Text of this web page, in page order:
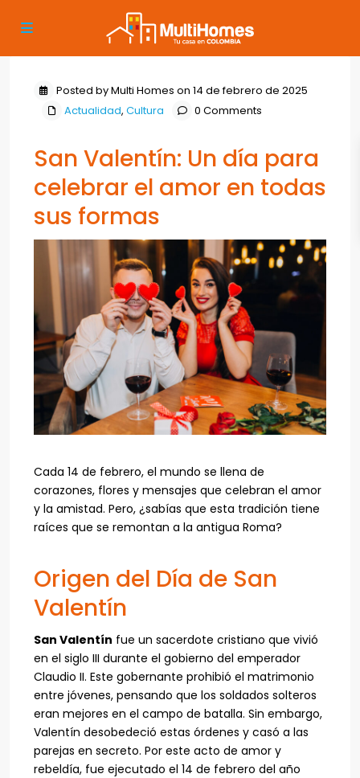
Posted by Multi Homes on 14 de febrero de 2025
Actualidad, Cultura 0 Comments
San Valentín: Un día para
celebrar el amor en todas
sus formas
Cada 14 de febrero, el mundo se llena de
corazones, flores y mensajes que celebran el amor
y la amistad. Pero, ¿sabías que esta tradición tiene
raíces que se remontan a la antigua Roma?
Origen del Día de San
Valentín
San Valentín fue un sacerdote cristiano que vivió
en el siglo III durante el gobierno del emperador
Claudio II. Este gobernante prohibió el matrimonio
entre jóvenes, pensando que los soldados solteros
eran mejores en el campo de batalla. Sin embargo,
Valentín desobedeció estas órdenes y casó a las
parejas en secreto. Por este acto de amor y
rebeldía, fue ejecutado el 14 de febrero del año